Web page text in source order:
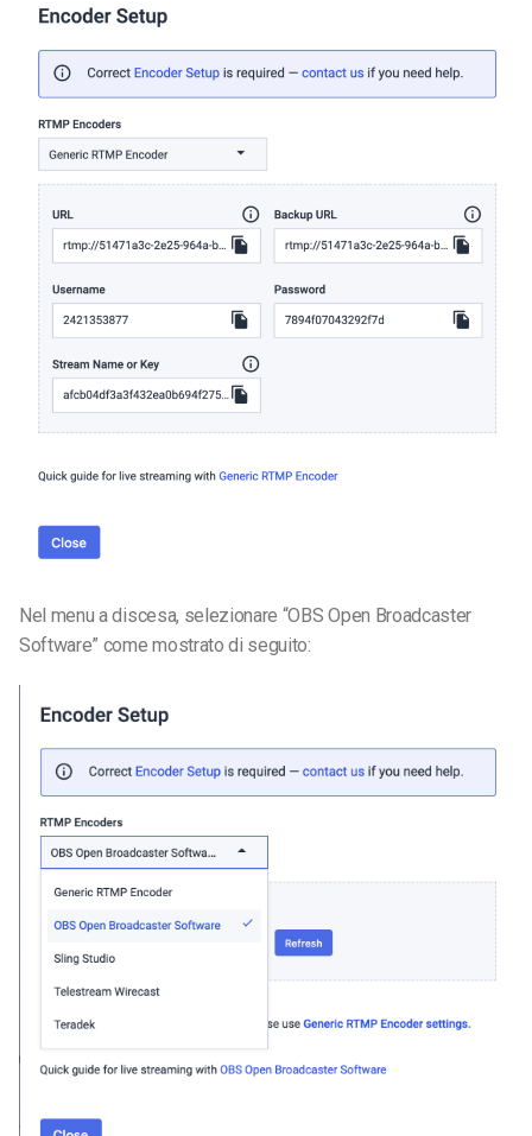
Nel menu a discesa, selezionare “OBS Open Broadcaster
Software” come mostrato di seguito: